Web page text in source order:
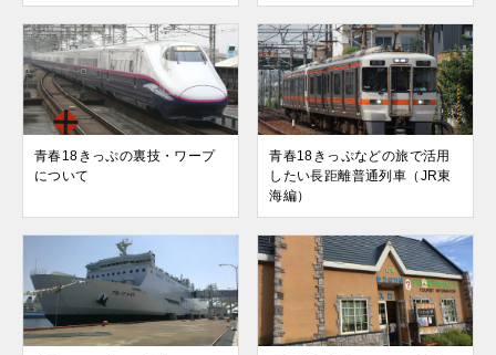
青春18きっぷの裏技・ワープ
について
青春18きっぷなどの旅で活用
したい長距離普通列車（JR東
海編）